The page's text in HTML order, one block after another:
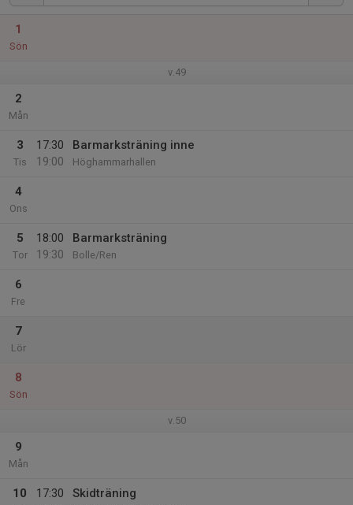
1
Sön
v.49
2
Mån
3
Tis
17:30
19:00
Barmarksträning inne
Höghammarhallen
4
Ons
5
Tor
18:00
19:30
Barmarksträning
Bolle/Ren
6
Fre
7
Lör
8
Sön
v.50
9
Mån
10
17:30
Skidträning